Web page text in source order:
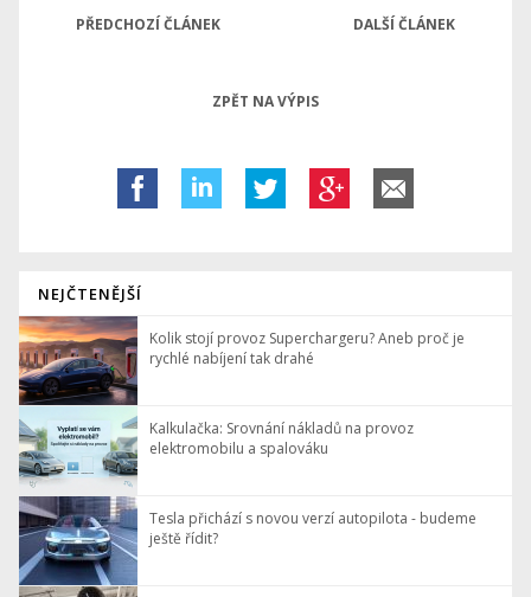
PŘEDCHOZÍ ČLÁNEK DALŠÍ ČLÁNEK
ZPĚT NA VÝPIS
NEJČTENĚJŠÍ
Kolik stojí provoz Superchargeru? Aneb proč je
rychlé nabíjení tak drahé
Kalkulačka: Srovnání nákladů na provoz
elektromobilu a spalováku
Tesla přichází s novou verzí autopilota - budeme
ještě řídit?